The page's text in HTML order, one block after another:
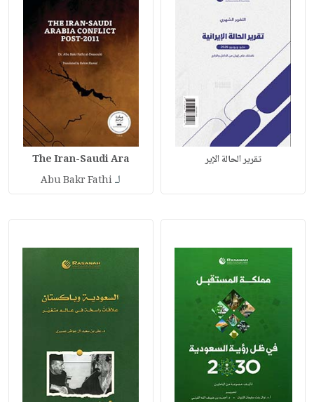
تقرير الحالة الإير The Iran-Saudi Ara
لـAbu Bakr Fathi